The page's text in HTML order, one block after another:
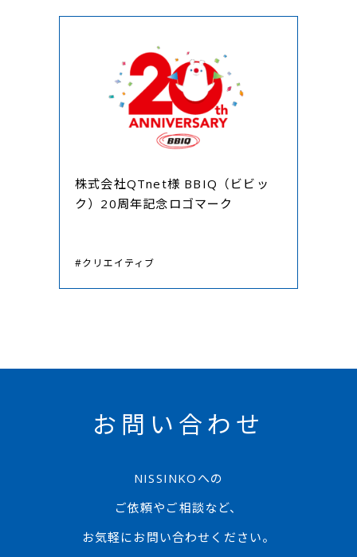
株式会社QTnet様 BBIQ（ビビッ
ク）20周年記念ロゴマーク
#クリエイティブ
お問い合わせ
NISSINKOへの
ご依頼やご相談など、
お気軽にお問い合わせください。